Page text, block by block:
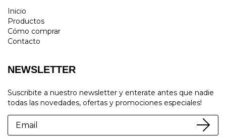
Inicio
Productos
Cómo comprar
Contacto
NEWSLETTER
Suscribite a nuestro newsletter y enterate antes que nadie
todas las novedades, ofertas y promociones especiales!